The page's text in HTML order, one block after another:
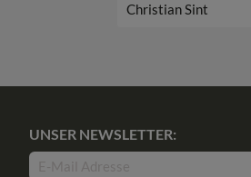
Christian Sint
UNSER NEWSLETTER: